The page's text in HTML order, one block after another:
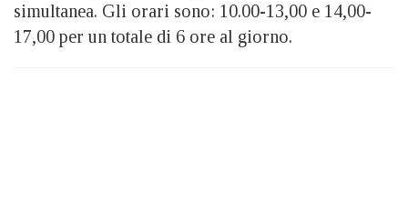
simultanea. Gli orari sono: 10.00-13,00 e 14,00-
17,00 per un totale di 6 ore al giorno.